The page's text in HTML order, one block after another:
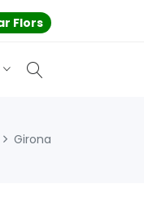
Flors
Girona